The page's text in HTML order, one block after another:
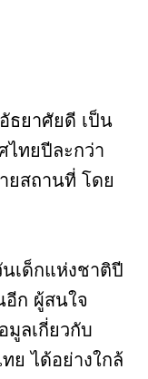
ธยาศัยดี เป็น
ไทยปีละกว่า
ยสถานที่ โดย
เด็กแห่งชาติปี
อีก ผู้สนใจ
มูลเกี่ยวกับ
ย ได้อย่างใกล้